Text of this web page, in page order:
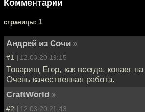
Комментарии
cтраницы: 1
Андрей из Сочи »
#1 | 12.03.20 19:15
Товарищ Егор, как всегда, копает
Очень качественная работа.
CraftWorld »
#2 | 12.03.20 21:43